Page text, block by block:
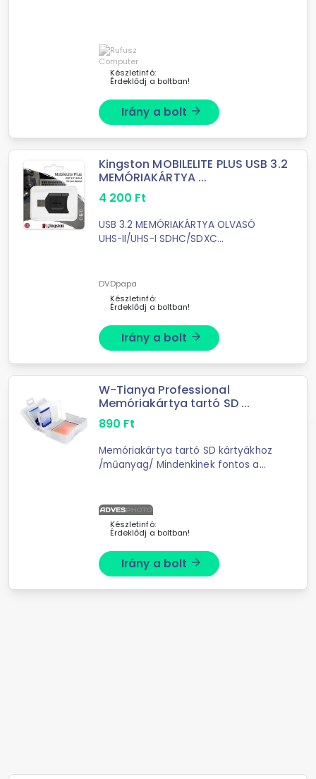
Készletinfó:
Érdeklődj a boltban!
Irány a bolt arrow_forward
Kingston MOBILELITE PLUS USB 3.2
MEMÓRIAKÁRTYA ...
4 200 Ft
USB 3.2 MEMÓRIAKÁRTYA OLVASÓ
UHS-II/UHS-I SDHC/SDXC
DVDpapa
Készletinfó:
Érdeklődj a boltban!
Irány a bolt arrow_forward
W-Tianya Professional
Memóriakártya tartó SD ...
890 Ft
Memóriakártya tartó SD kártyákhoz
/műanyag/ Mindenkinek fontos a
Készletinfó:
Érdeklődj a boltban!
Irány a bolt arrow_forward